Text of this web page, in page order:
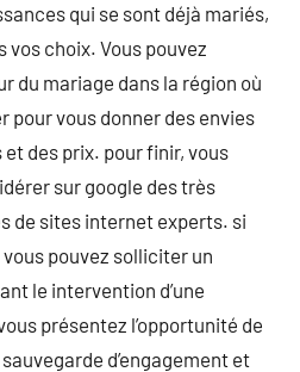
qui se sont déjà mariés,
choix. Vous pouvez
du mariage dans la région où
pour vous donner des envies
des prix. pour finir, vous
sur google des très
de sites internet experts. si
pouvez solliciter un
le intervention d’une
présentez l’opportunité de
d’engagement et